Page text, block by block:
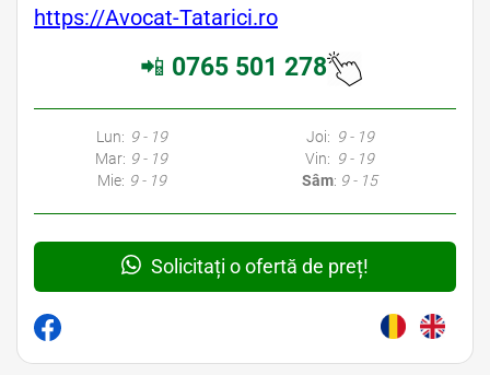
https://Avocat-Tatarici.ro
📲 0765 501 278
Lun: 9 - 19
Mar: 9 - 19
Mie: 9 - 19
Joi: 9 - 19
Vin: 9 - 19
Sâm: 9 - 15
Solicitați o ofertă de preț!